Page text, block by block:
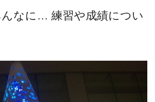
なに… 練習や成績につい